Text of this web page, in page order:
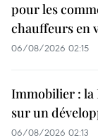
pour les
chauffeurs en
06/08/2026 02:15
Immobilier : la
sur un
06/08/2026 02:13